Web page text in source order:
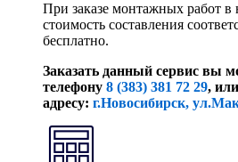
При заказе монтажных работ
стоимость составления
бесплатно.
Заказать данный сервис вы
телефону 8 (383) 381 72 29, или
адресу: г.Новосибирск,